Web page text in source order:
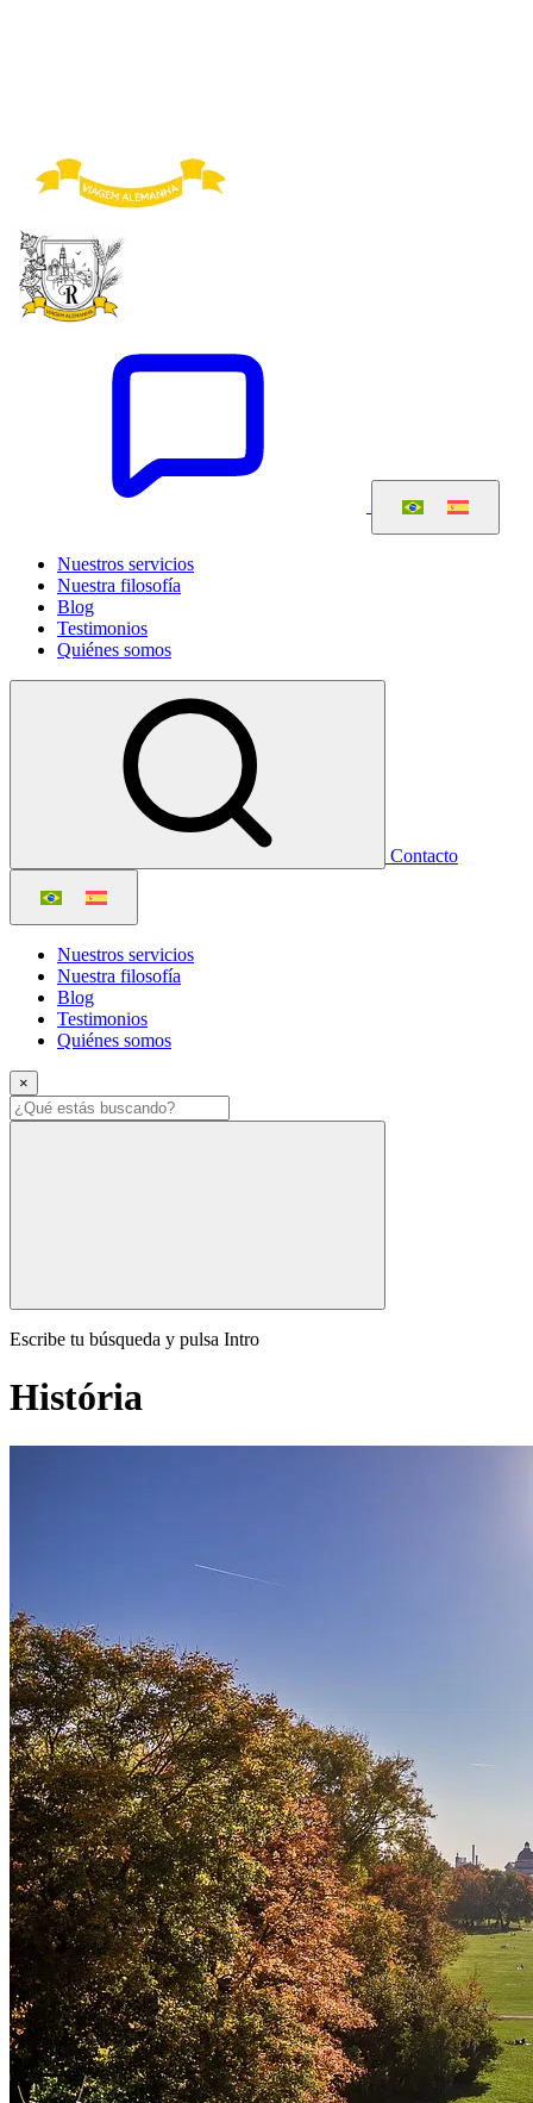
Nuestros servicios
Nuestra filosofía
Blog
Testimonios
Quiénes somos
Contacto
Nuestros servicios
Nuestra filosofía
Blog
Testimonios
Quiénes somos
×
Escribe tu búsqueda y pulsa Intro
História